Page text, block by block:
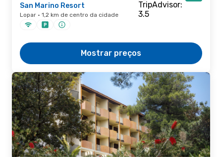
San Marino Resort
Lopar · 1,2 km de centro da cidade
Mostrar preços